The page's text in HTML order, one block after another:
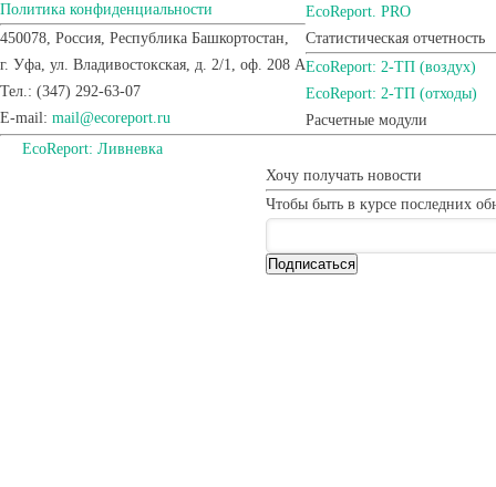
Политика конфиденциальности
450078, Россия, Республика Башкортостан,
г. Уфа, ул. Владивостокская, д. 2/1, оф. 208 A
Тел.: (347) 292-63-07
E-mail: mail@ecoreport.ru
EcoReport. PRO
Статистическая отчетность
EcoReport: 2-ТП (воздух)
EcoReport: 2-ТП (отходы)
Расчетные модули
EcoReport: Ливневка
Хочу получать новости
Чтобы быть в курсе последних